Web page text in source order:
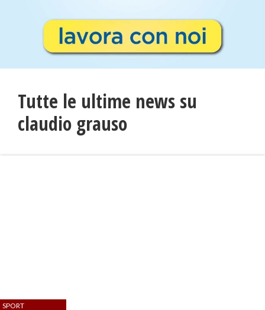
Tutte le ultime news su
claudio grauso
SPORT